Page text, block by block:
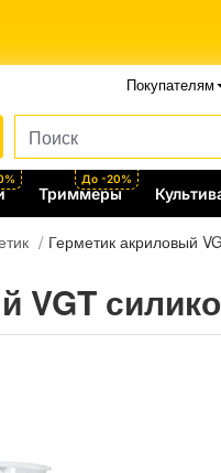
Покупателям
Триммеры
До -20%
Герметик акриловый
VGT